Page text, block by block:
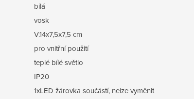
bílá
vosk
V.14x7,5x7,5 cm
pro vnitřní použití
teplé bílé světlo
IP20
1xLED žárovka součástí, nelze vyměnit